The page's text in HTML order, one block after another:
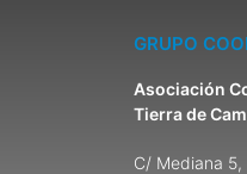
GRUPO
Asociación
Tierra de
C/ Mediana 5,